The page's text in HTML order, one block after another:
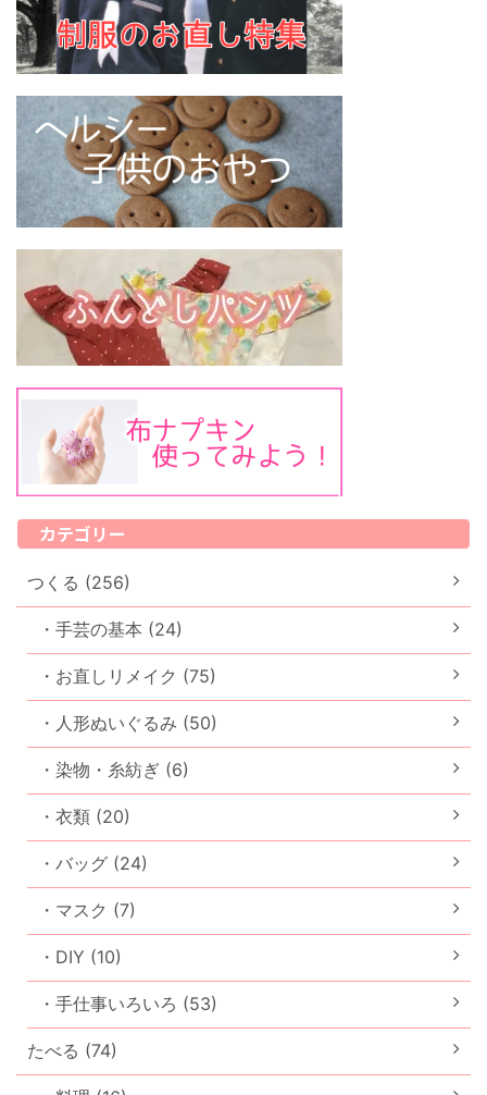
カテゴリー
つくる (256)
・手芸の基本 (24)
・お直しリメイク (75)
・人形ぬいぐるみ (50)
・染物・糸紡ぎ (6)
・衣類 (20)
・バッグ (24)
・マスク (7)
・DIY (10)
・手仕事いろいろ (53)
たべる (74)